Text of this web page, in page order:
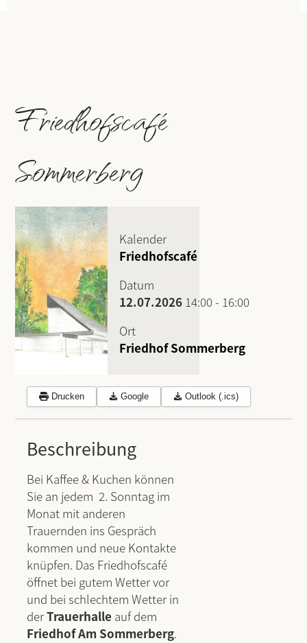
Friedhofscafé
Sommerberg
Kalender
Friedhofscafé
Datum
12.07.2026 14:00- 16:00
Ort
Friedhof Sommerberg
Drucken Google Outlook (.ics)
Beschreibung
Bei Kaffee & Kuchen können
Sie an jedem 2. Sonntag im
Monat mit anderen
Trauernden ins Gespräch
kommen und neue Kontakte
knüpfen. Das Friedhofscafé
öffnet bei gutem Wetter vor
und bei schlechtem Wetter in
derTrauerhalle auf dem
Friedhof Am Sommerberg.